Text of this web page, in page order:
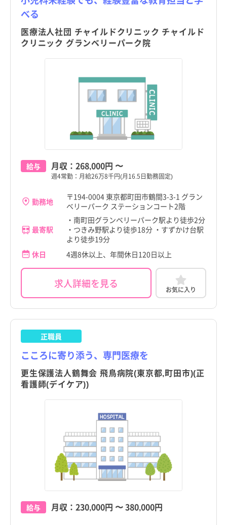
べる
医療法人社団 チャイルドクリニック チャイルド
クリニック グランベリーパーク院
給与 月収： 268,000円 〜
週4常勤：月給26万8千円(月16.5日勤務固定)
勤務地
〒194-0004 東京都町田市鶴間3-3-1 グラン
ベリーパーク ステーションコート2階
最寄駅
・南町田グランベリーパーク駅より徒歩2分
・つきみ野駅より徒歩18分 ・すずかけ台駅
より徒歩19分
休日
4週8休以上、年間休日120日以上
求人詳細を見る お気に入り
正職員
こころに寄り添う、専門医療を
更生保護法人鶴舞会 飛鳥病院(東京都,町田市)(正
看護師(デイケア))
給与 月収： 230,000円 〜380,000円